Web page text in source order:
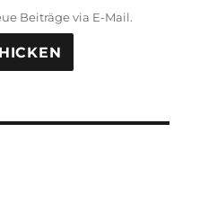
Beiträge via E-Mail.